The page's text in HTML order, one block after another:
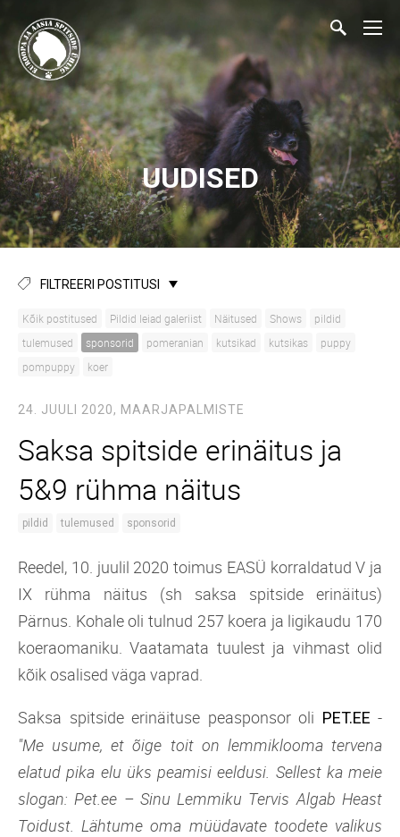
UUDISED
FILTREERI POSTITUSI
Kõik postitused Pildid leiad galeriist Näitused Shows
pildid
tulemused
sponsorid pomeranian kutsikad kutsikas
puppy
pompuppy
koer
24. JUULI 2020, MAARJAPALMISTE
Saksa spitside erinäitus ja
5&9 rühma näitus
pildid tulemused sponsorid
Reedel, 10. juulil 2020 toimus EASÜ korraldatud V ja
IX rühma näitus (sh saksa spitside erinäitus)
Pärnus. Kohale oli tulnud 257 koera ja ligikaudu 170
koeraomaniku. Vaatamata tuulest ja vihmast olid
kõik osalised väga vaprad.
Saksa spitside erinäituse peasponsor oli PET.EE -
"Me usume, et õige toit on lemmiklooma tervena
elatud pika elu üks peamisi eeldusi. Sellest ka meie
slogan: Pet.ee – Sinu Lemmiku Tervis Algab Heast
Toidust. Lähtume oma müüdavate toodete valikus